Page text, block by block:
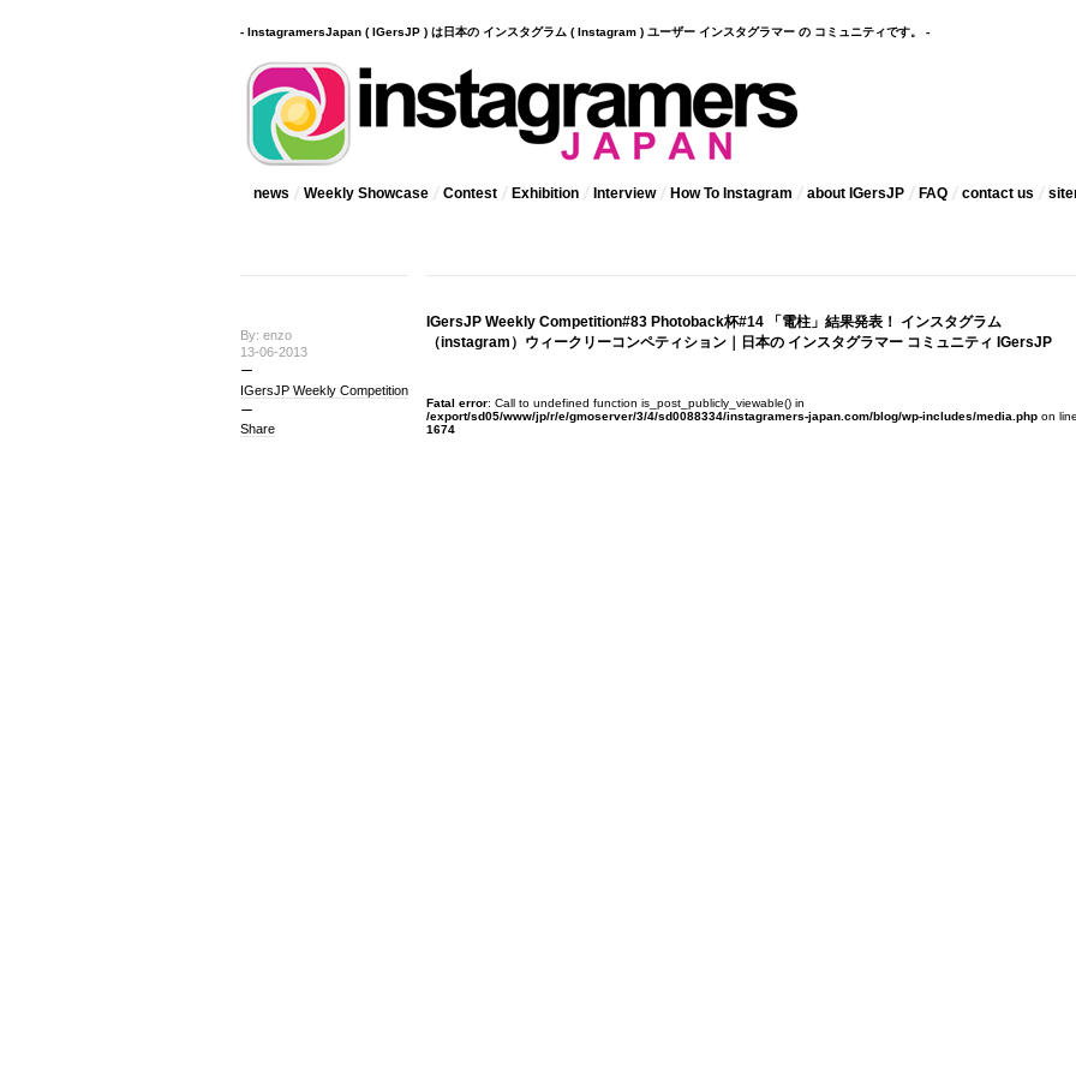
- InstagramersJapan ( IGersJP ) は日本の インスタグラム ( Instagram ) ユーザー インスタグラマー の コミュニティです。 -
news Weekly Showcase Contest Exhibition Interview How To Instagram about IGersJP FAQ contact us
By: enzo
13-06-2013
IGersJP Weekly Competition
Share
IGersJP Weekly Competition#83 Photoback杯#14 「電柱」結果発表！ インスタグラム
（instagram）ウィークリーコンペティション｜日本の インスタグラマー コミュニティ IGersJP
Fatal error: Call to undefined function is_post_publicly_viewable() in
/export/sd05/www/jp/r/e/gmoserver/3/4/sd0088334/instagramers-japan.com/blog/wp-includes/media.phpon line
1674